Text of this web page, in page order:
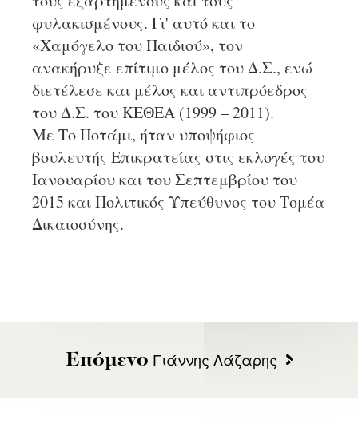
φυλακισμένους. Γι' αυτό και το
«Χαμόγελο του Παιδιού», τον
ανακήρυξε επίτιμο μέλος του Δ.Σ., ενώ
διετέλεσε και μέλος και αντιπρόεδρος
του Δ.Σ. του ΚΕΘΕΑ (1999 – 2011).
Με Το Ποτάμι, ήταν υποψήφιος
βουλευτής Επικρατείας στις εκλογές του
Ιανουαρίου και του Σεπτεμβρίου του
2015 και Πολιτικός Υπεύθυνος του Τομέα
Δικαιοσύνης.
Επόμενο Γιάννης Λάζαρης